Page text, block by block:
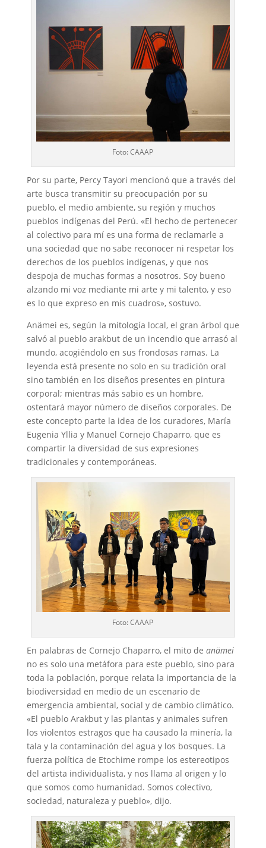
Foto: CAAAP
Por su parte, Percy Tayori mencionó que a través del
arte busca transmitir su preocupación por su
pueblo, el medio ambiente, su región y muchos
pueblos indígenas del Perú. «El hecho de pertenecer
al colectivo para mí es una forma de reclamarle a
una sociedad que no sabe reconocer ni respetar los
derechos de los pueblos indígenas, y que nos
despoja de muchas formas a nosotros. Soy bueno
alzando mi voz mediante mi arte y mi talento, y eso
es lo que expreso en mis cuadros», sostuvo.
Anämei es, según la mitología local, el gran árbol que
salvó al pueblo arakbut de un incendio que arrasó al
mundo, acogiéndolo en sus frondosas ramas. La
leyenda está presente no solo en su tradición oral
sino también en los diseños presentes en pintura
corporal; mientras más sabio es un hombre,
ostentará mayor número de diseños corporales. De
este concepto parte la idea de los curadores, María
Eugenia Yllia y Manuel Cornejo Chaparro, que es
compartir la diversidad de sus expresiones
tradicionales y contemporáneas.
Foto: CAAAP
En palabras de Cornejo Chaparro, el mito de anämei
no es solo una metáfora para este pueblo, sino para
toda la población, porque relata la importancia de la
biodiversidad en medio de un escenario de
emergencia ambiental, social y de cambio climático.
«El pueblo Arakbut y las plantas y animales sufren
los violentos estragos que ha causado la minería, la
tala y la contaminación del agua y los bosques. La
fuerza política de Etochime rompe los estereotipos
del artista individualista, y nos llama al origen y lo
que somos como humanidad. Somos colectivo,
sociedad, naturaleza y pueblo», dijo.